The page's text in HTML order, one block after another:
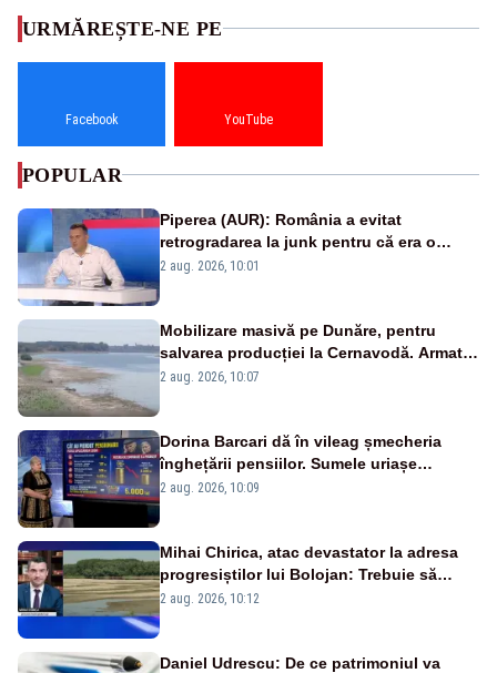
URMĂREȘTE-NE PE
Facebook YouTube
POPULAR
Piperea (AUR): România a evitat
retrogradarea la junk pentru că era o
catastrofă pentru bănci și fondurile de
2 aug. 2026, 10:01
Mobilizare masivă pe Dunăre, pentru
salvarea producției la Cernavodă. Armata
va detona o stâncă și va devia apa
2 aug. 2026, 10:07
Dorina Barcari dă în vileag șmecheria
înghețării pensiilor. Sumele uriașe
pierdute de fiecare român
2 aug. 2026, 10:09
Mihai Chirica, atac devastator la adresa
progresiștilor lui Bolojan: Trebuie să
protejăm și natura, dar nu șținem omaneii
2 aug. 2026, 10:12
Daniel Udrescu: De ce patrimoniul va